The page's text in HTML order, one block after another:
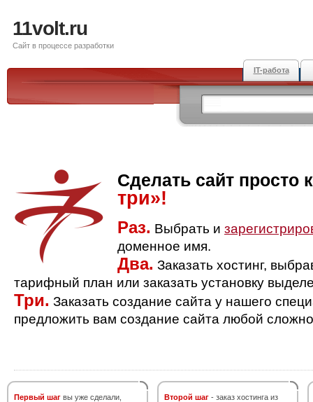
11volt.ru
Сайт в процессе разработки
IT-работа
Сделать сайт просто
три»!
Раз. Выбрать и
доменное имя.
Два. Заказать хостинг,
тарифный план или заказать установку
Три. Заказать создание сайта у нашего
предложить вам создание сайта любой
Первый шаг вы уже сделали,
Второй шаг - заказ хостинга из